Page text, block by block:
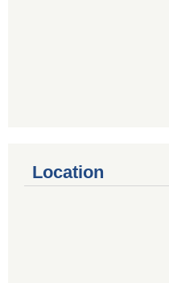
Location